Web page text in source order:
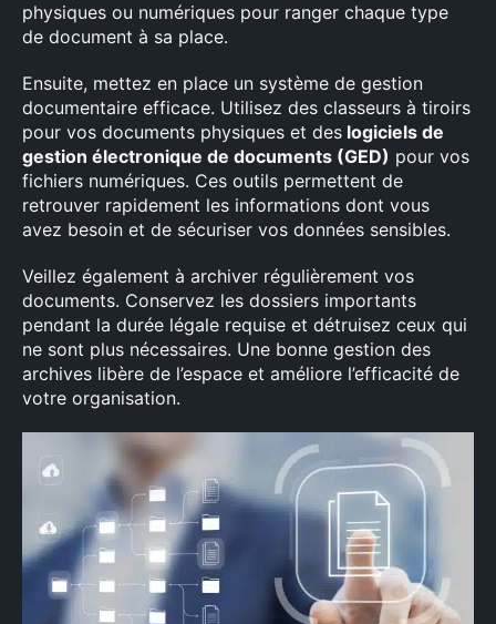
physiques ou numériques pour ranger chaque type
de document à sa place.
Ensuite, mettez en place un système de gestion
documentaire efficace. Utilisez des classeurs à tiroirs
pour vos documents physiques et des logiciels de
gestion électronique de documents (GED) pour vos
fichiers numériques. Ces outils permettent de
retrouver rapidement les informations dont vous
avez besoin et de sécuriser vos données sensibles.
Veillez également à archiver régulièrement vos
documents. Conservez les dossiers importants
pendant la durée légale requise et détruisez ceux qui
ne sont plus nécessaires. Une bonne gestion des
archives libère de l’espace et améliore l’efficacité de
votre organisation.